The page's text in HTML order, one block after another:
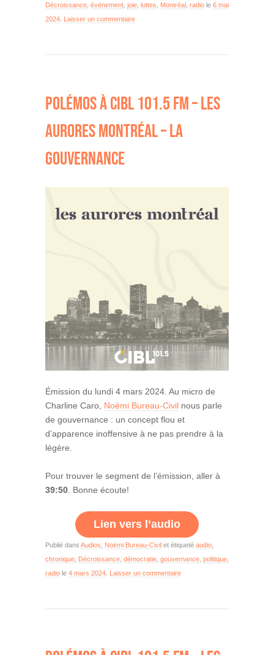
Décroissance événement joie luttes Montréal radio le 6 mai
2024 Laisser un commentaire
POLÉMOS À CIBL 101.5 FM – LES
AURORES MONTRÉAL – LA
GOUVERNANCE
Émission du lundi 4 mars 2024. Au micro de
Charline Caro, Noémi Bureau-Civil nous parle
de gouvernance : un concept flou et
d’apparence inoffensive à ne pas prendre à la
légère.
Pour trouver le segment de l’émission, aller à
39:50 . Bonne écoute!
Lien vers l’audio
Publié dans Audios Noémi Bureau-Civil et étiqueté audio
chronique Décroissance démocratie gouvernance politique
radio le 4 mars 2024 Laisser un commentaire